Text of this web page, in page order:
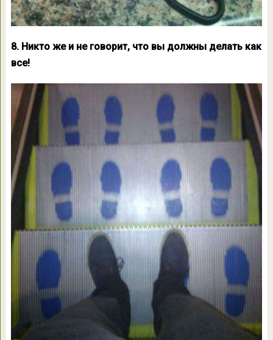
8. Никто же и не говорит, что вы должны делать как
все!